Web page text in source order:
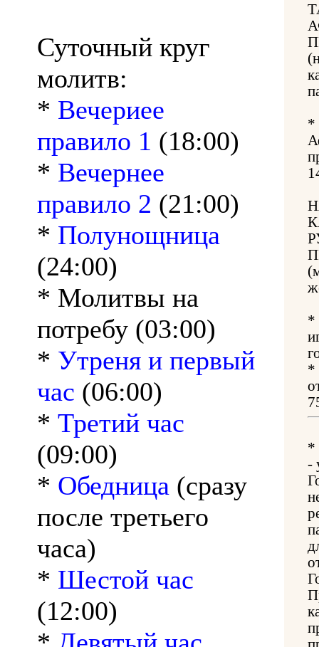
Суточный круг
молитв:
* Вечериее
правило 1 (18:00)
* Вечернее
правило 2 (21:00)
* Полунощница
(24:00)
* Молитвы на
потребу (03:00)
* Утреня и первый
час (06:00)
* Третий час
(09:00)
* Обедница (сразу
после третьего
часа)
* Шестой час
(12:00)
*
*
*
*
-